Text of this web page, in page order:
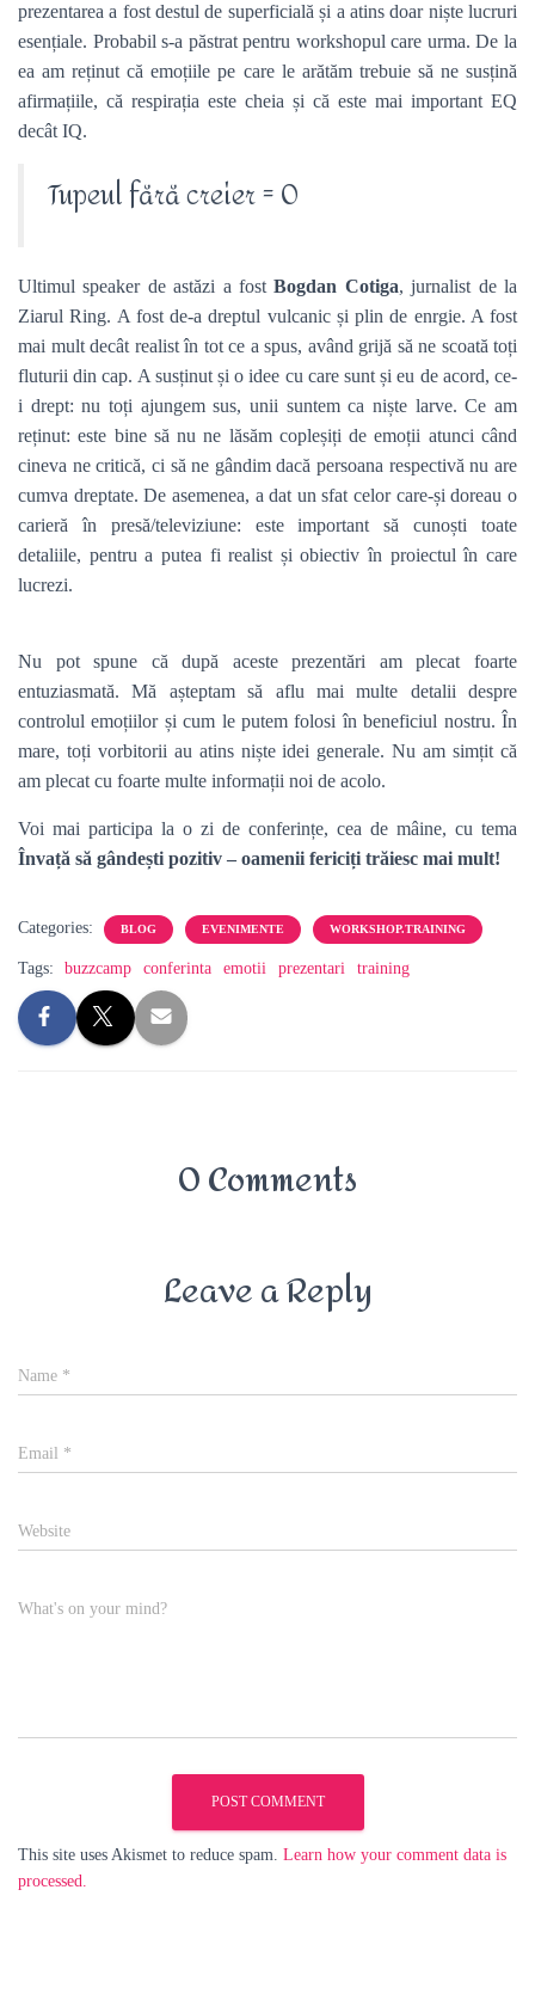
prezentarea a fost destul de superficială și a atins doar niște lucruri
esențiale. Probabil s-a păstrat pentru workshopul care urma. De la
ea am reținut că emoțiile pe care le arătăm trebuie să ne susțină
afirmațiile, că respirația este cheia și că este mai important EQ
decât IQ.
Tupeul fără creier = 0
Ultimul speaker de astăzi a fostBogdan Cotiga, jurnalist de la
Ziarul Ring. A fost de-a dreptul vulcanic și plin de enrgie. A fost
mai mult decât realist în tot ce a spus, având grijă să ne scoată toți
fluturii din cap. A susținut și o idee cu care sunt și eu de acord, ce-
i drept: nu toți ajungem sus, unii suntem ca niște larve. Ce am
reținut: este bine să nu ne lăsăm copleșiți de emoții atunci când
cineva ne critică, ci să ne gândim dacă persoana respectivă nu are
cumva dreptate. De asemenea, a dat un sfat celor care-și doreau o
carieră în presă/televiziune: este important să cunoști toate
detaliile, pentru a putea fi realist și obiectiv în proiectul în care
lucrezi.
Nu pot spune că după aceste prezentări am plecat foarte
entuziasmată. Mă așteptam să aflu mai multe detalii despre
controlul emoțiilor și cum le putem folosi în beneficiul nostru. În
mare, toți vorbitorii au atins niște idei generale. Nu am simțit că
am plecat cu foarte multe informații noi de acolo.
Voi mai participa la o zi de conferințe, cea de mâine, cu tema
Învață să gândești pozitiv – oamenii fericiți trăiesc mai mult!
Categories: BLOG EVENIMENTE WORKSHOP.TRAINING
Tags: buzzcamp conferinta emotii prezentari training
0 Comments
Leave a Reply
Name *
Email *
Website
What's on your mind?
This site uses Akismet to reduce spam. Learn how your comment data is
processed.